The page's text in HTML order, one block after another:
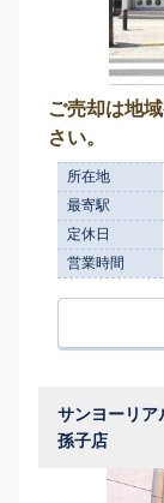
ご売却は地
さい。
所在地
最寄駅
定休日
営業時間
サンヨーリ
孫子店